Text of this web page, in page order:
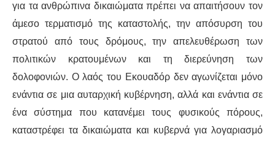
για τα ανθρώπινα δικαιώματα πρέπει να απαιτήσουν τον
άμεσο τερματισμό της καταστολής, την απόσυρση του
στρατού από τους δρόμους, την απελευθέρωση των
πολιτικών κρατουμένων και τη διερεύνηση των
δολοφονιών. Ο λαός του Εκουαδόρ δεν αγωνίζεται μόνο
ενάντια σε μια αυταρχική κυβέρνηση, αλλά και ενάντια σε
ένα σύστημα που κατανέμει τους φυσικούς πόρους,
καταστρέφει τα δικαιώματα και κυβερνά για λογαριασμό